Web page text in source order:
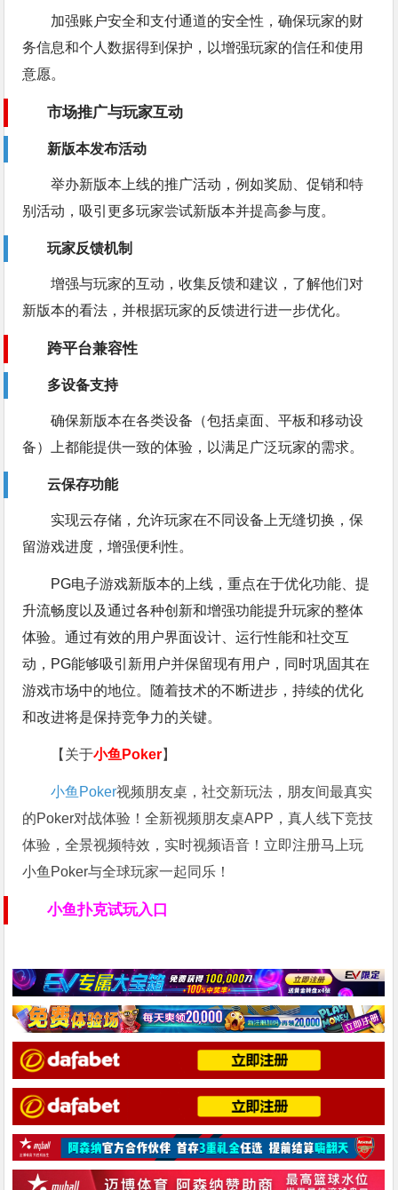
加强账户安全和支付通道的安全性，确保玩家的财
务信息和个人数据得到保护，以增强玩家的信任和使用
意愿。
市场推广与玩家互动
新版本发布活动
举办新版本上线的推广活动，例如奖励、促销和特
别活动，吸引更多玩家尝试新版本并提高参与度。
玩家反馈机制
增强与玩家的互动，收集反馈和建议，了解他们对
新版本的看法，并根据玩家的反馈进行进一步优化。
跨平台兼容性
多设备支持
确保新版本在各类设备（包括桌面、平板和移动设
备）上都能提供一致的体验，以满足广泛玩家的需求。
云保存功能
实现云存储，允许玩家在不同设备上无缝切换，保
留游戏进度，增强便利性。
PG电子游戏新版本的上线，重点在于优化功能、提
升流畅度以及通过各种创新和增强功能提升玩家的整体
体验。通过有效的用户界面设计、运行性能和社交互
动，PG能够吸引新用户并保留现有用户，同时巩固其在
游戏市场中的地位。随着技术的不断进步，持续的优化
和改进将是保持竞争力的关键。
【关于小鱼Poker】
小鱼Poker视频朋友桌，社交新玩法，朋友间最真实
的Poker对战体验！全新视频朋友桌APP，真人线下竞技
体验，全景视频特效，实时视频语音！立即注册马上玩
小鱼Poker与全球玩家一起同乐！
小鱼扑克试玩入口